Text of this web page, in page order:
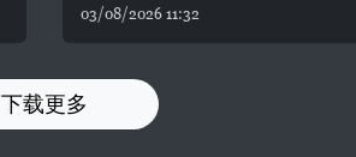
03/08/2026 11:32
下载更多